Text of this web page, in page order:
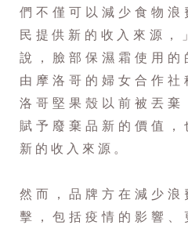
們不僅可以減少食物浪
民提供新的收入來源
說，臉部保濕霜使用的
由摩洛哥的婦女合作
洛哥堅果殼以前被丟棄
賦予廢棄品新的價值，
新的收入來源。
然而，品牌方在減少浪
擊，包括疫情的影響